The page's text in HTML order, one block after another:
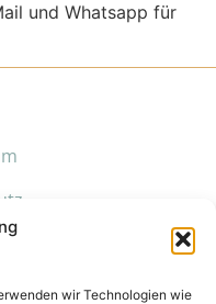
wir Technologien wie
und Whatsapp für